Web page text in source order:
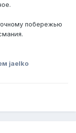
побережью
jaelko